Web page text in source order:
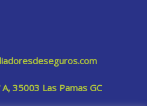
35003 Las Pamas GC